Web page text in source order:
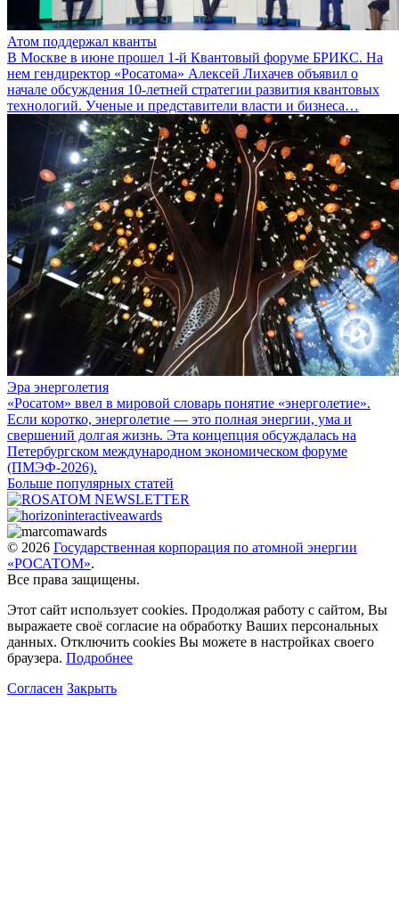
Атом поддержал кванты
В Москве в июне прошел 1-й Квантовый форуме БРИКС. На
нем гендиректор «Росатома» Алексей Лихачев объявил о
начале обсуждения 10-летней стратегии развития квантовых
технологий. Ученые и представители власти и бизнеса…
Эра энерголетия
«Росатом» ввел в мировой словарь понятие «энерголетие».
Если коротко, энерголетие — это полная энергии, ума и
свершений долгая жизнь. Эта концепция обсуждалась на
Петербургском международном экономическом форуме
(ПМЭФ-2026).
Больше популярных статей
© 2026 Государственная корпорация по атомной энергии
«РОСАТОМ».
Все права защищены.
Этот сайт использует cookies. Продолжая работу с сайтом, Вы
выражаете своё согласие на обработку Ваших персональных
данных. Отключить cookies Вы можете в настройках своего
браузера. Подробнее
Согласен Закрыть